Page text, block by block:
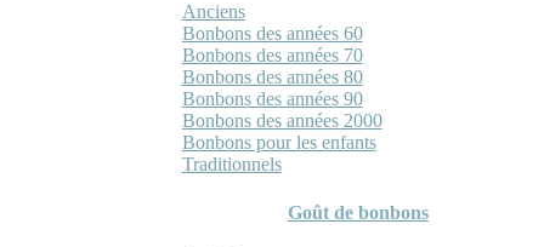
Anciens
Bonbons des années 60
Bonbons des années 70
Bonbons des années 80
Bonbons des années 90
Bonbons des années 2000
Bonbons pour les enfants
Traditionnels
Goût de bonbons